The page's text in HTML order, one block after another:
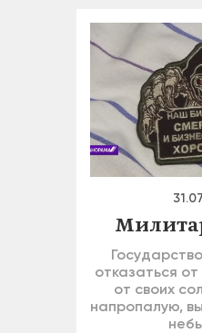
отказаться
от своих
напропалую,